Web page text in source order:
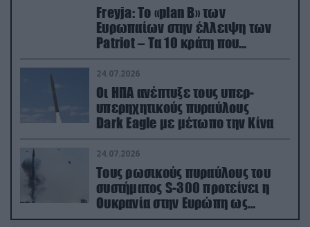
Freyja: Το «plan Β» των
Ευρωπαίων στην έλλειψη των
Patriot – Τα 10 κράτη που
συμμετέχουν στο δίκτυο
συνεργασίας
24.07.2026
Οι ΗΠΑ ανέπτυξε τους υπερ-
υπερηχητικούς πυραύλους
Dark Eagle με μέτωπο την Κίνα
24.07.2026
Τους ρωσικούς πυραύλους του
συστήματος S-300 προτείνει η
Ουκρανία στην Ευρώπη ως
αντιβαλλιστικό σύστημα